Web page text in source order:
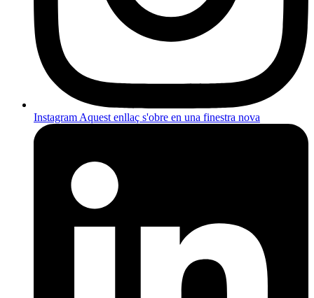
InstagramAquest enllaç s'obre en una finestra nova